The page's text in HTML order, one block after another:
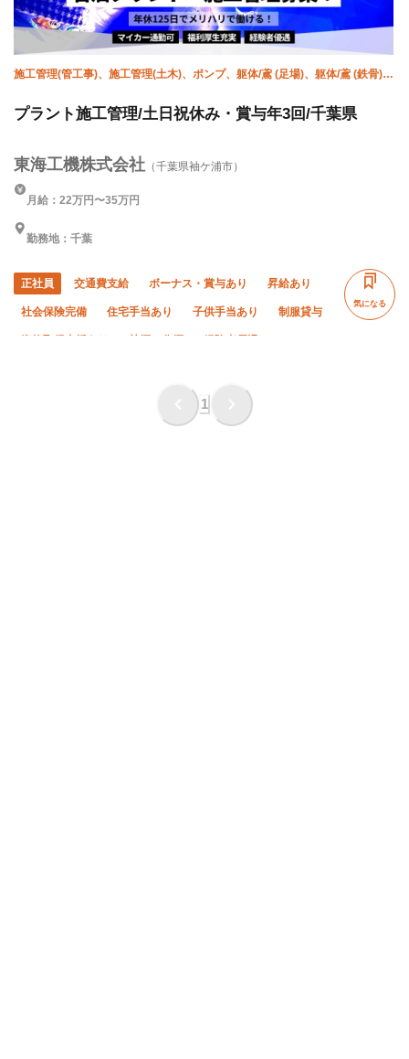
施工管理(管工事)、施工管理(土木)、ポンプ、躯体/鳶 (足場)、躯体/鳶 (鉄骨)、
プラント施工管理/土日祝休み・賞与年3回/千葉県
東海工機株式会社 （千葉県袖ケ浦市）
月給：22万円〜35万円
勤務地：千葉
正社員 交通費支給 ボーナス・賞与あり 昇給あり
社会保険完備 住宅手当あり 子供手当あり 制服貸与
資格取得支援あり 禁煙・分煙 経験者優遇
気になる
1